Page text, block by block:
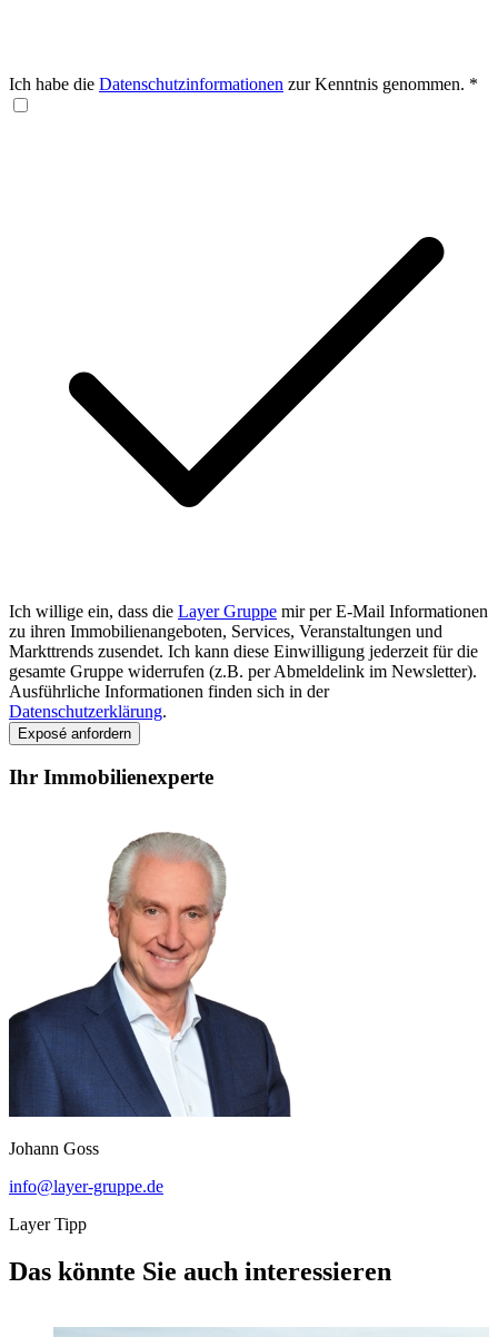
Ich habe die Datenschutzinformationen zur Kenntnis genommen. *
Ich willige ein, dass die Layer Gruppe mir per E-Mail Informationen
zu ihren Immobilienangeboten, Services, Veranstaltungen und
Markttrends zusendet. Ich kann diese Einwilligung jederzeit für die
gesamte Gruppe widerrufen (z.B. per Abmeldelink im Newsletter).
Ausführliche Informationen finden sich in der
Datenschutzerklärung.
Exposé anfordern
Ihr Immobilienexperte
Johann Goss
info@layer-gruppe.de
Layer Tipp
Das könnte Sie auch interessieren